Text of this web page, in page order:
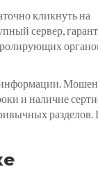
кликнуть на
сервер,
информации.
и наличие